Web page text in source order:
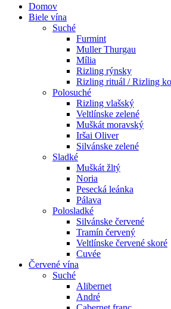
Domov
Biele vína
Suché
Furmint
Muller Thurgau
Mília
Rizling rýnsky
Rizling rituál / Rizling
Polosuché
Rizling vlašský
Veltlínske zelené
Muškát moravský
Iršai Oliver
Silvánske zelené
Sladké
Muškát žltý
Noria
Pesecká leánka
Pálava
Polosladké
Silvánske červené
Tramín červený
Veltlínske červené skoré
Cuvée
Červené vína
Suché
Alibernet
André